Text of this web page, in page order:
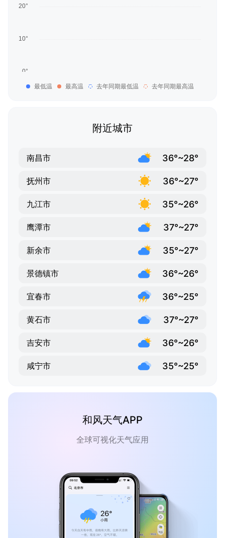
最低温 最高温 去年同期最低温 去年同期最高温
附近城市
南昌市 36°~28°
抚州市 36°~27°
九江市 35°~26°
鹰潭市 37°~27°
新余市 35°~27°
景德镇市 36°~26°
宜春市 36°~25°
黄石市 37°~27°
吉安市 36°~26°
咸宁市 35°~25°
和风天气APP
全球可视化天气应用